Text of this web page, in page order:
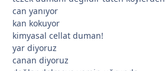
can yanıyor
kan kokuyor
kimyasal cellat duman!
yar diyoruz
canan diyoruz